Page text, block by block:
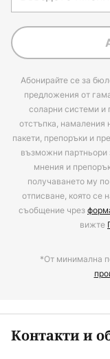
Абонирайте се за
предложения от
соларни системи и
отстъпка, намаления
пакети, препоръки и
възможни партньори
мнения и
получаването му
отписване, която се
съобщение чрез
вижте
*От минимална
Контакти и